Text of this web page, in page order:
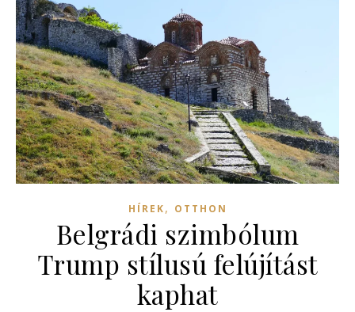
HÍREK, OTTHON
Belgrádi szimbólum
Trump stílusú felújítást
kaphat